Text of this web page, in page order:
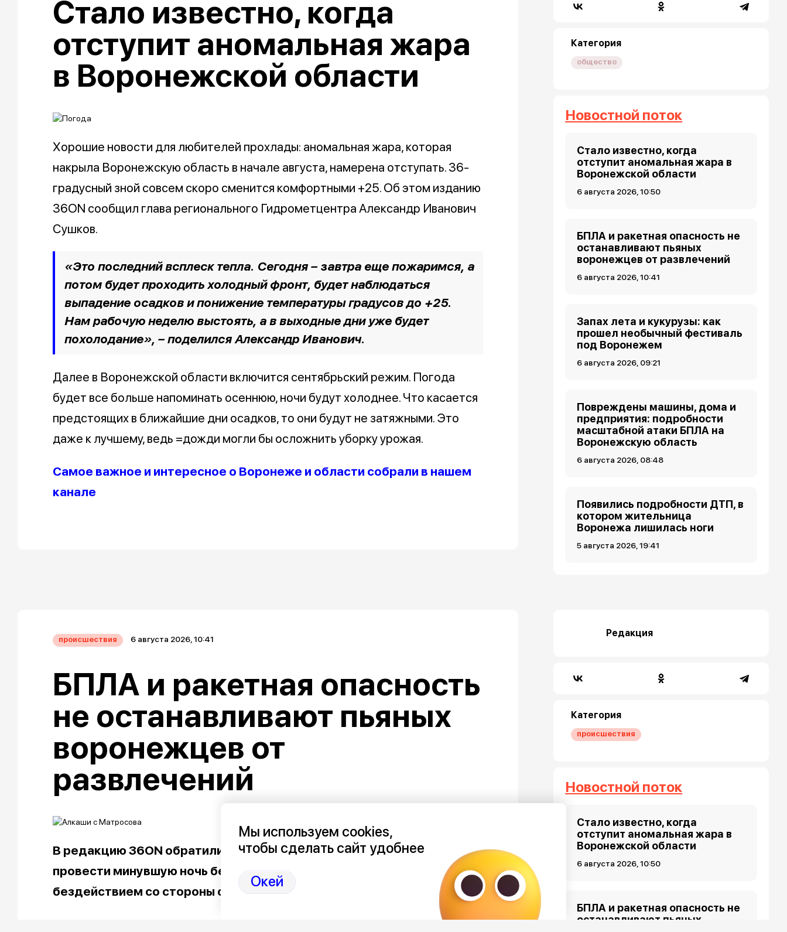
Стало известно, когда
отступит аномальная жара
в Воронежской области
Хорошие новости для любителей прохлады: аномальная жара, которая
накрыла Воронежскую область в начале августа, намерена отступать. 36-
градусный зной совсем скоро сменится комфортными +25. Об этом изданию
36ON сообщил глава регионального Гидрометцентра Александр Иванович
Сушков.
«Это последний всплеск тепла. Сегодня – завтра еще пожаримся, а
потом будет проходить холодный фронт, будет наблюдаться
выпадение осадков и понижение температуры градусов до +25.
Нам рабочую неделю выстоять, а в выходные дни уже будет
похолодание», – поделился Александр Иванович.
Далее в Воронежской области включится сентябрьский режим. Погода
будет все больше напоминать осеннюю, ночи будут холоднее. Что касается
предстоящих в ближайшие дни осадков, то они будут не затяжными. Это
даже к лучшему, ведь =дожди могли бы осложнить уборку урожая.
Самое важное и интересное о Воронеже и области собрали в нашем
канале
Категория
общество
Новостной поток
Стало известно, когда
отступит аномальная жара в
Воронежской области
6 августа 2026, 10:50
БПЛА и ракетная опасность не
останавливают пьяных
воронежцев от развлечений
6 августа 2026, 10:41
Запах лета и кукурузы: как
прошел необычный фестиваль
под Воронежем
6 августа 2026, 09:21
Повреждены машины, дома и
предприятия: подробности
масштабной атаки БПЛА на
Воронежскую область
6 августа 2026, 08:48
Появились подробности ДТП, в
котором жительница
Воронежа лишилась ноги
5 августа 2026, 19:41
происшествия 6 августа 2026, 10:41
БПЛА и ракетная опасность
не останавливают пьяных
воронежцев от
развлечений
В редакцию 36ON обратились читатели, которые были вынуждены
провести минувшую ночь без сна и столкнулись с полным
бездействием со стороны силовых ведомств.
- Мы в 02:22 подскочили от взрыва, такое чувство было, будто бы что-то
Редакция
Категория
происшествия
Новостной поток
Стало известно, когда
отступит аномальная жара в
Воронежской области
6 августа 2026, 10:50
БПЛА и ракетная опасность не
останавливают пьяных
Мы используем cookies,
чтобы сделать сайт удобнее
Окей